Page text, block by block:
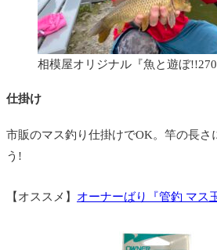
相模屋オリジナル『魚と遊ぼ!!270
仕掛け
市販のマス釣り仕掛けでOK。竿の長さ
う!
【オススメ】 オーナーばり『管釣 マス